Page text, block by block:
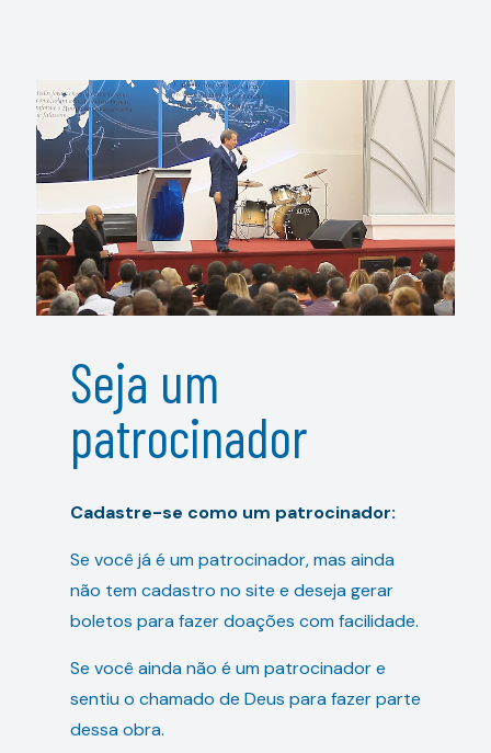
Seja um
patrocinador
Cadastre-se como um patrocinador:
Se você já é um patrocinador, mas ainda
não tem cadastro no site e deseja gerar
boletos para fazer doações com facilidade.
Se você ainda não é um patrocinador e
sentiu o chamado de Deus para fazer parte
dessa obra.